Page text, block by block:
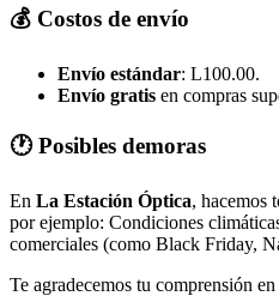
💰 Costos de envío
Envío estándar: L100.00.
Envío gratis en compras
🕐 Posibles demoras
En La Estación Óptica, hacemos
por ejemplo: Condiciones
comerciales (como Black Friday,
Te agradecemos tu comprensión